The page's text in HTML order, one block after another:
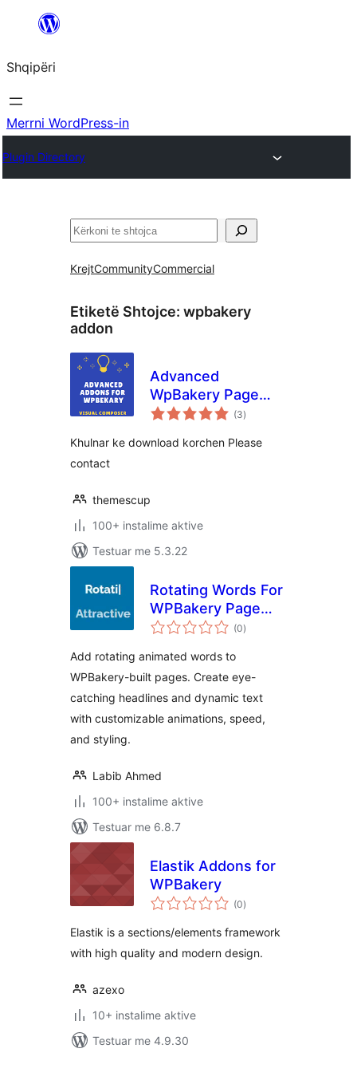
Hidhu
lënda
Shqipëri
Merrni WordPress-in
Plugin Directory
Kërko
KrejtCommunityCommercial
Etiketë Shtojce: wpbakery
addon
Advanced
WpBakery Page
Builder Addons
(3vlerësime
gjithsej
)
Khulnar ke download korchen Please
contact
themescup
100+ instalime aktive
Testuar me 5.3.22
Rotating Words For
WPBakery Page
Builder
(0vlerësime
gjithsej
)
Add rotating animated words to
WPBakery-built pages. Create eye-
catching headlines and dynamic text
with customizable animations, speed,
and styling.
Labib Ahmed
100+ instalime aktive
Testuar me 6.8.7
Elastik Addons for
WPBakery
(0vlerësime
gjithsej
)
Elastik is a sections/elements framework
with high quality and modern design.
azexo
10+ instalime aktive
Testuar me 4.9.30